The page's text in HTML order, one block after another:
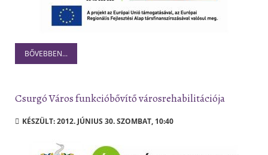
BŐVEBBEN...
Csurgó Város funkcióbővítő városrehabilitációja
KÉSZÜLT: 2012. JÚNIUS 30. SZOMBAT, 10:40